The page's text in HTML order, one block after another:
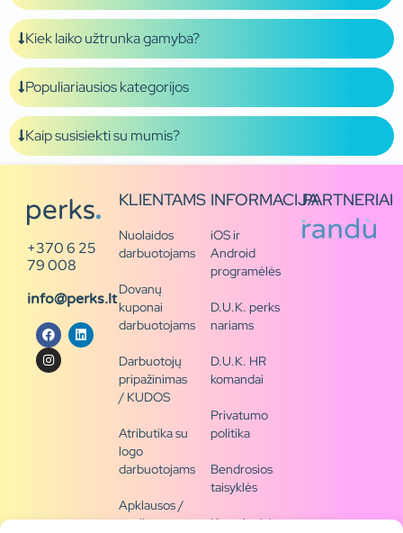
Kiek laiko užtrunka gamyba?
Populiariausios kategorijos
Kaip susisiekti su mumis?
+370 6 25
79 008
info@perks.lt
KLIENTAMS
Nuolaidos
darbuotojams
Dovanų
kuponai
darbuotojams
Darbuotojų
pripažinimas
/ KUDOS
Atributika su
logo
darbuotojams
Apklausos /
naujienų
INFORMACIJA
iOS ir
Android
programėlės
D.U.K. perks
nariams
D.U.K. HR
komandai
Privatumo
politika
Bendrosios
taisyklės
Kontaktai /
PARTNERIAI